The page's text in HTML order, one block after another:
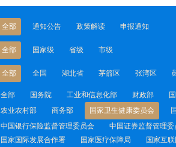
全部 通知公告 政策解读 申报通知
全部 国家级 省级 市级
全部 全国 湖北省 茅箭区 张湾区
全部 国务院 工业和信息化部 财政部
农业农村部
商务部 国家卫生健康委员会
中国银行保险监督管理委员会
中国证券监督管理委
国家国际发展合作署
国家医疗保障局
国家互